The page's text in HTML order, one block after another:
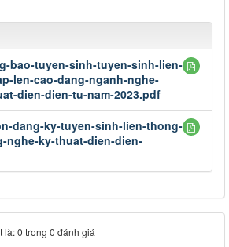
bao-tuyen-sinh-tuyen-sinh-lien-
len-cao-dang-nganh-nghe-
dien-dien-tu-nam-2023.pdf
dang-ky-tuyen-sinh-lien-thong-
nghe-ky-thuat-dien-dien-
là: 0 trong 0 đánh giá